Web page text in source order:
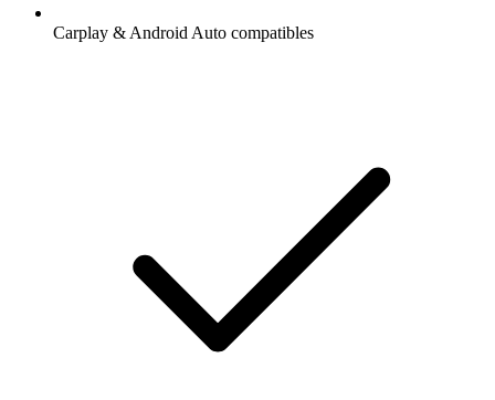
Carplay & Android Auto compatibles